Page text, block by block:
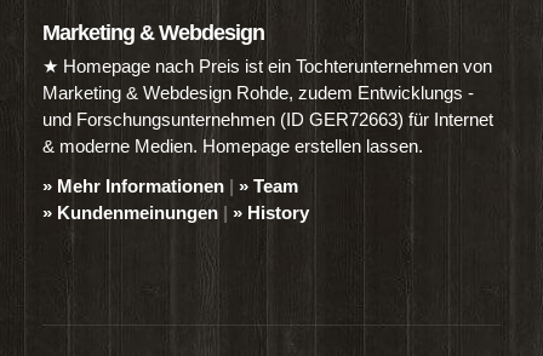
Marketing & Webdesign
★ Homepage nach Preis ist ein Tochterunternehmen von
Marketing & Webdesign Rohde, zudem Entwicklungs -
und Forschungsunternehmen (ID GER72663) für Internet
& moderne Medien. Homepage erstellen lassen.
» Mehr Informationen | » Team
» Kundenmeinungen | » History